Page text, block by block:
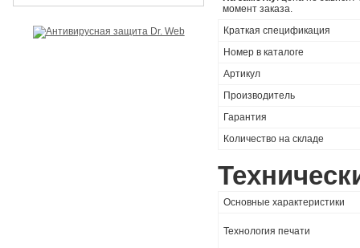
момент заказа.
Краткая спецификация
Номер в каталоге
Артикул
Производитель
Гарантия
Количество на складе
Основные характеристики
Технология печати